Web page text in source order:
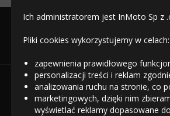
Ich administratorem jest InMoto Sp z
Pliki cookies wykorzystujemy w celach:
zapewnienia prawidłowego
personalizacji treści i reklam
analizowania ruchu na stronie, co
marketingowych, dzięki nim
wyświetlać reklamy dopasowane